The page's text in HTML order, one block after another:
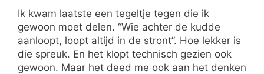
Ik kwam laatste een tegeltje tegen die ik
gewoon moet delen. “Wie achter de kudde
aanloopt, loopt altijd in de stront”. Hoe lekker is
die spreuk. En het klopt technisch gezien ook
gewoon. Maar het deed me ook aan het denken